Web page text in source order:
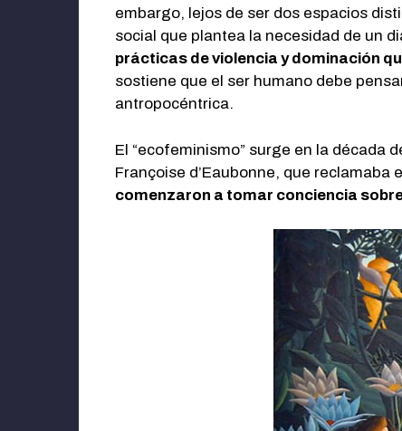
embargo, lejos de ser dos espacios
social que plantea la necesidad de un
prácticas de violencia y dominación
sostiene que el ser humano debe
antropocéntrica.
El “ecofeminismo” surge en la década
Françoise d’Eaubonne, que
comenzaron a tomar conciencia